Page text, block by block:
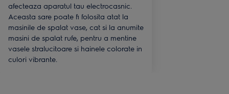
afecteaza aparatul tau electrocasnic.
Aceasta sare poate fi folosita atat la
masinile de spalat vase, cat si la anumite
masini de spalat rufe, pentru a mentine
vasele stralucitoare si hainele colorate in
culori vibrante.